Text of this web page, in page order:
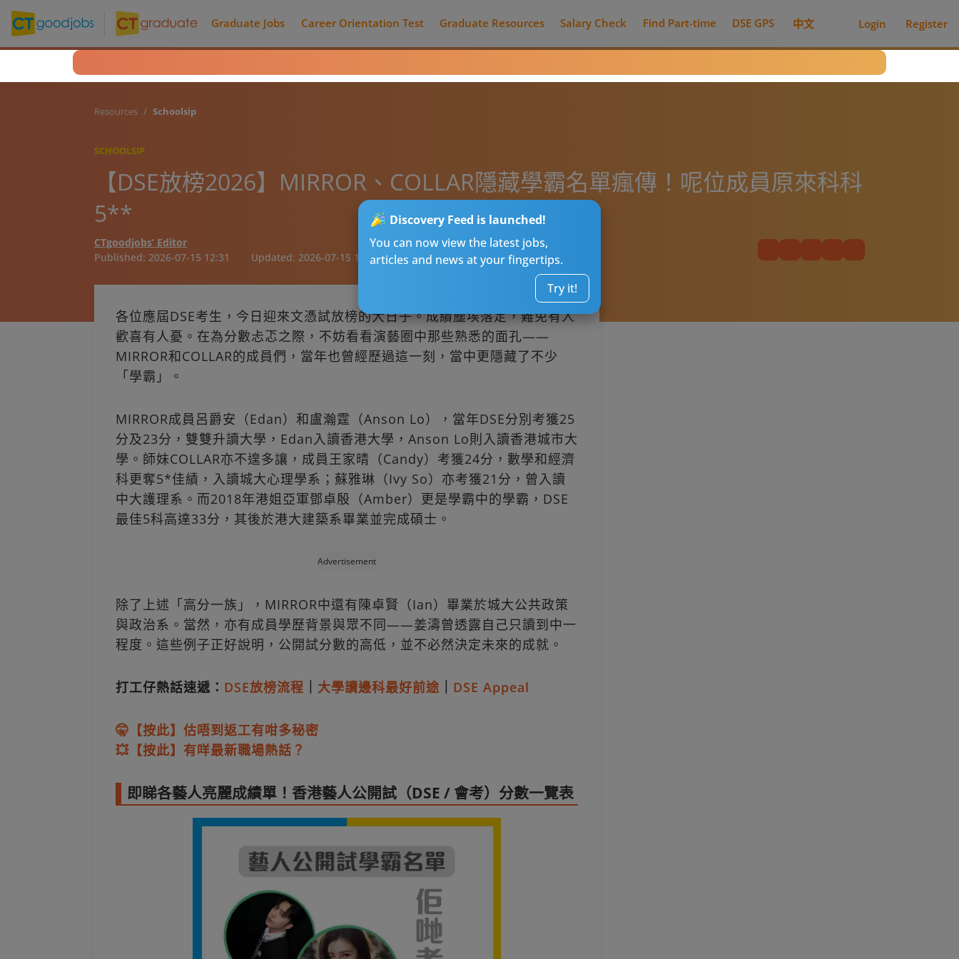
Graduate Jobs Career Orientation Test Graduate Resources Salary Check Find Part-time DSE GPS 中文 Login Register
Discovery Feed is launched!
You can now view the latest jobs,
articles and news at your fingertips.
Try it!
Resources Schoolsip
SCHOOLSIP
【DSE放榜2026】MIRROR、COLLAR隱藏學霸名單瘋傳！呢位成員原來科科
5**
CTgoodjobs’ Editor
Published: 2026-07-15 12:31 Updated: 2026-07-15 12:31
各位應屆DSE考生，今日迎來文憑試放榜的大日子。成績塵埃落定，難免有人
歡喜有人憂。在為分數忐忑之際，不妨看看演藝圈中那些熟悉的面孔——
MIRROR和COLLAR的成員們，當年也曾經歷過這一刻，當中更隱藏了不少
「學霸」。
MIRROR成員呂爵安（Edan）和盧瀚霆（Anson Lo），當年DSE分別考獲25
分及23分，雙雙升讀大學，Edan入讀香港大學，Anson Lo則入讀香港城市大
學。師妹COLLAR亦不遑多讓，成員王家晴（Candy）考獲24分，數學和經濟
科更奪5*佳績，入讀城大心理學系；蘇雅琳（Ivy So）亦考獲21分，曾入讀
中大護理系。而2018年港姐亞軍鄧卓殷（Amber）更是學霸中的學霸，DSE
最佳5科高達33分，其後於港大建築系畢業並完成碩士。
Advertisement
除了上述「高分一族」，MIRROR中還有陳卓賢（Ian）畢業於城大公共政策
與政治系。當然，亦有成員學歷背景與眾不同——姜濤曾透露自己只讀到中一
程度。這些例子正好說明，公開試分數的高低，並不必然決定未來的成就。
打工仔熱話速遞： DSE放榜流程 大學讀邊科最好前途 DSE Appeal
🤫【按此】估唔到返工有咁多秘密
💥【按此】有咩最新職場熱話？
即睇各藝人亮麗成績單！香港藝人公開試（DSE / 會考）分數一覽表